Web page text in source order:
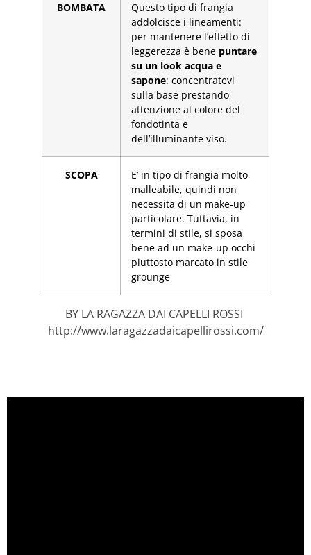
BOMBATA
Questo tipo di frangia
addolcisce i lineamenti:
per mantenere l’effetto di
leggerezza è bene puntare
su un look acqua e
sapone: concentratevi
sulla base prestando
attenzione al colore del
fondotinta e
dell’illuminante viso.
SCOPA
E’ in tipo di frangia molto
malleabile, quindi non
necessita di un make-up
particolare. Tuttavia, in
termini di stile, si sposa
bene ad un make-up occhi
piuttosto marcato in stile
grounge
BY LA RAGAZZA DAI CAPELLI ROSSI
http://www.laragazzadaicapellirossi.com/